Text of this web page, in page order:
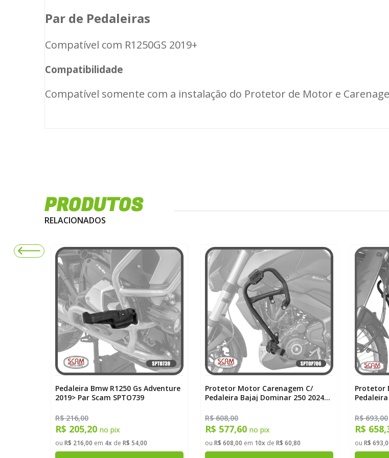
Par de Pedaleiras
Compatível com R1250GS 2019+
Compatibilidade
Compatível somente com a instalação do Protetor de Motor e
PRODUTOS
RELACIONADOS
Pedaleira Bmw R1250 Gs Adventure
2019> Par Scam SPTO739
R$ 216,00
R$ 205,20 no pix
ou R$ 216,00 em 4xde R$ 54,00
Protetor Motor Carenagem C/
Pedaleira Bajaj Dominar 250 2024>
R$ 608,00
R$ 577,60 no pix
ou R$ 608,00 em 10xde R$ 60,80
Protetor
R$ 693,00
R$
ou R$